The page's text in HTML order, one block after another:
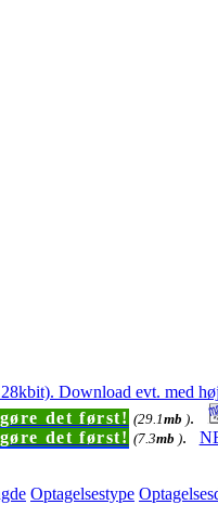
Download evt. med
det først! (29.1mb ).
det først! (7.3mb ).
Optagelsestype